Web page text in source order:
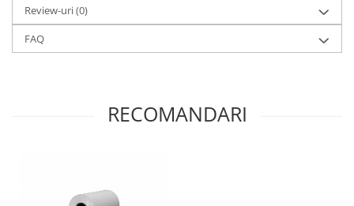
Review-uri(0)
FAQ
RECOMANDARI